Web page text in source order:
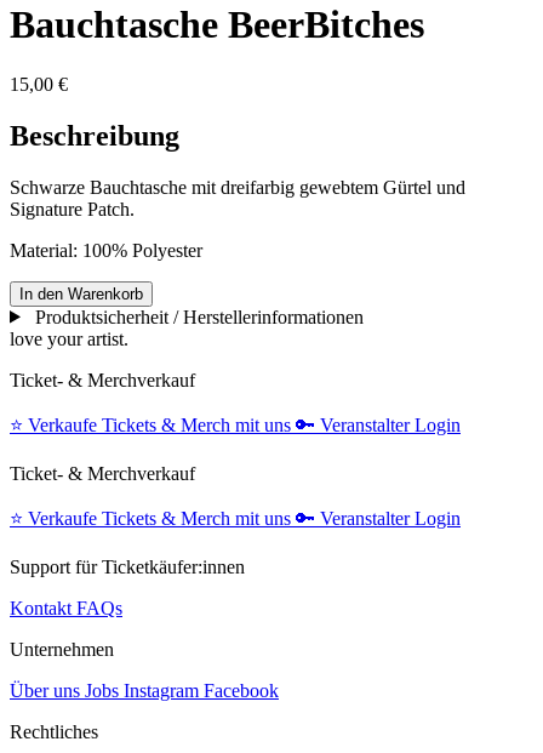
Bauchtasche BeerBitches
15,00 €
Beschreibung
Schwarze Bauchtasche mit dreifarbig gewebtem Gürtel und
Signature Patch.
Material: 100% Polyester
In den Warenkorb
Produktsicherheit / Herstellerinformationen
love your artist.
Ticket- & Merchverkauf
⭐️ Verkaufe Tickets & Merch mit uns 🔑 Veranstalter Login
Ticket- & Merchverkauf
⭐️ Verkaufe Tickets & Merch mit uns 🔑 Veranstalter Login
Support für Ticketkäufer:innen
Kontakt FAQs
Unternehmen
Über uns Jobs Instagram Facebook
Rechtliches